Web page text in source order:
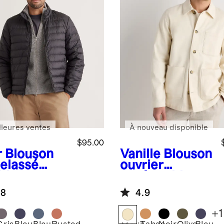
Blouson
léger
$95.00
ventes
Vanille Blouson
ouvrier
extensible en
coton
biologique
À nouveau disponible
4.9
+1